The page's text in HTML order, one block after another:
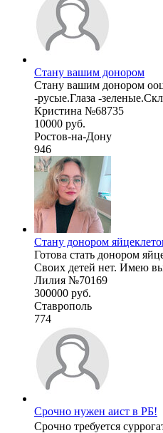
Стану вашим донором
Стану вашим донором
-русые.Глаза -
Кристина №68735
10000 руб.
Ростов-на-Дону
946
Стану донором
Готова стать донором
Своих детей нет. Имею
Лилия №70169
300000 руб.
Ставрополь
774
Срочно нужен аист в РБ!
Срочно требуется